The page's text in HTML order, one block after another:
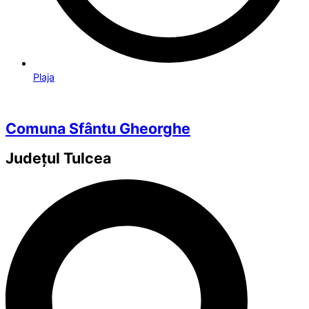
Plaja
Comuna Sfântu Gheorghe
Județul Tulcea